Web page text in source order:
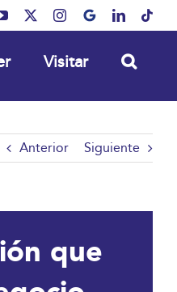
YouTube Instagram
MyBusinessLinkedIn
Visitar
Anterior Siguiente
que